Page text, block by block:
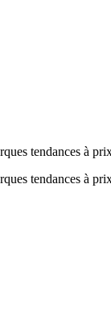
tendances à
tendances à